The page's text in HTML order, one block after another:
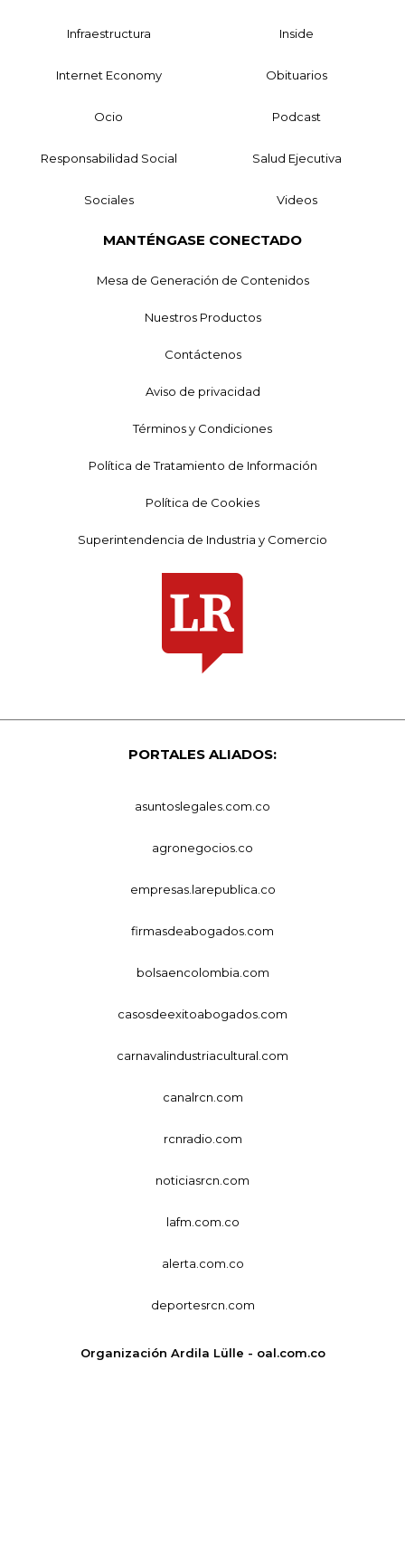
Infraestructura Inside
Internet Economy Obituarios
Ocio Podcast
Responsabilidad Social Salud Ejecutiva
Sociales Videos
MANTÉNGASE CONECTADO
Mesa de Generación de Contenidos
Nuestros Productos
Contáctenos
Aviso de privacidad
Términos y Condiciones
Política de Tratamiento de Información
Política de Cookies
Superintendencia de Industria y Comercio
PORTALES ALIADOS:
asuntoslegales.com.co
agronegocios.co
empresas.larepublica.co
firmasdeabogados.com
bolsaencolombia.com
casosdeexitoabogados.com
carnavalindustriacultural.com
canalrcn.com
rcnradio.com
noticiasrcn.com
lafm.com.co
alerta.com.co
deportesrcn.com
Organización Ardila Lülle - oal.com.co